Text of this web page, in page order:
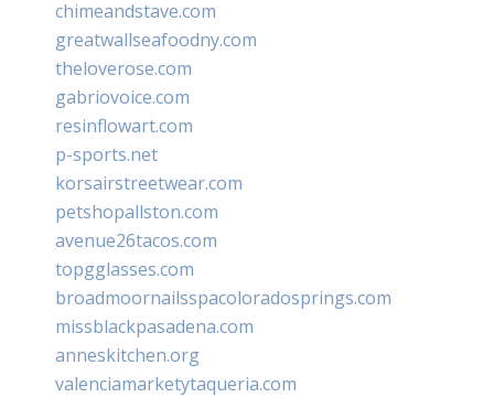
chimeandstave.com
greatwallseafoodny.com
theloverose.com
gabriovoice.com
resinflowart.com
p-sports.net
korsairstreetwear.com
petshopallston.com
avenue26tacos.com
topgglasses.com
broadmoornailsspacoloradosprings.com
missblackpasadena.com
anneskitchen.org
valenciamarketytaqueria.com